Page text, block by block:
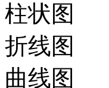
柱状图
折线图
曲线图